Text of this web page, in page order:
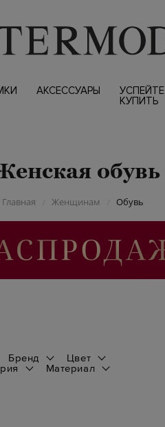
АКСЕССУАРЫ
УСПЕЙТЕ
КУПИТЬ
обувь
Главная / Женщинам / Обувь
Бренд
Цвет
Материал